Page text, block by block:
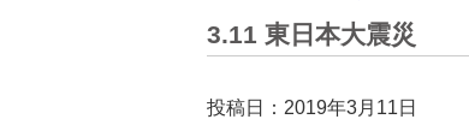
3.11 東日本大震災
投稿日：2019年3月11日